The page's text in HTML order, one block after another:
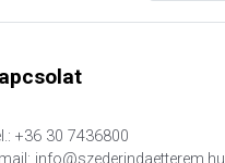
+36 30 7436800
info@szederindaetterem.hu